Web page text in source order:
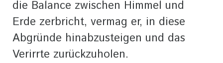
die Balance zwischen Himmel und
Erde zerbricht, vermag er, in diese
Abgründe hinabzusteigen und das
Verirrte zurückzuholen.